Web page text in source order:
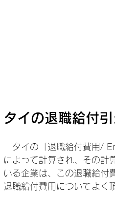
タイの退職給付
タイの「退職給付費用/
によって計算され、その計
いる企業は、この退職給付
退職給付費用についてよく